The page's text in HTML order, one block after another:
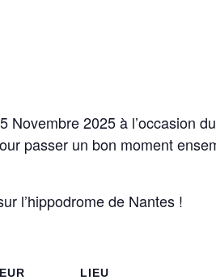
Novembre 2025 à l’occasion
passer un bon moment
l’hippodrome de Nantes !
LIEU